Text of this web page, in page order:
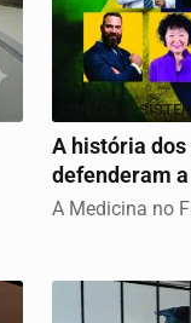
CONTRA O
A história
defenderam
A Medicina no